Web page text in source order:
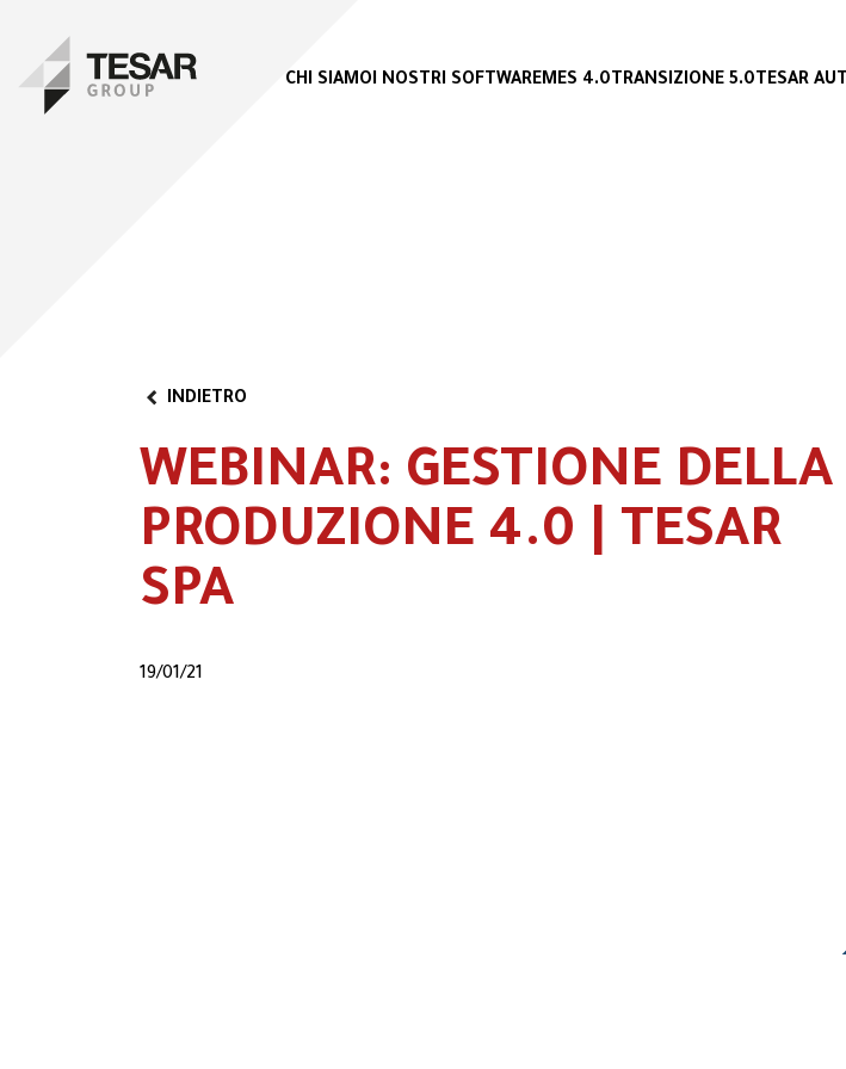
CHI SIAMOI NOSTRI SOFTWAREMES 4.0 TRANSIZIONE 5.0 TESAR
INDIETRO
WEBINAR: GESTIONE DELLA
PRODUZIONE 4.0 | TESAR
SPA
19/01/21